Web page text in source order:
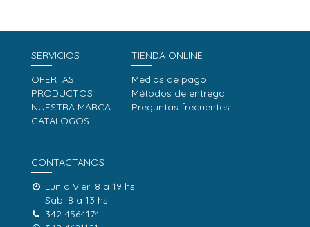
SERVICIOS
OFERTAS
PRODUCTOS
NUESTRA MARCA
CATALOGOS
TIENDA ONLINE
Medios de pago
Métodos de entrega
Preguntas frecuentes
CONTACTANOS
Lun a Vier: 8 a 19 hs
Sab: 8 a 13 hs
342 4564174